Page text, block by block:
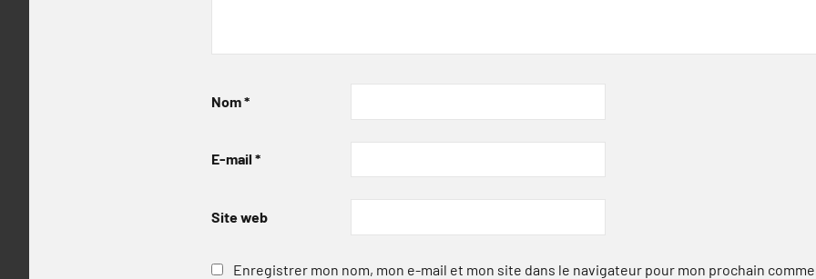
Nom*
E-mail *
Site web
Enregistrer mon nom, mon e-mail et mon site dans le navigateur pour mon prochain